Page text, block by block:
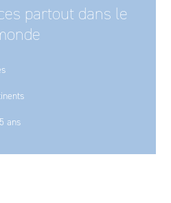
partout dans le
ans